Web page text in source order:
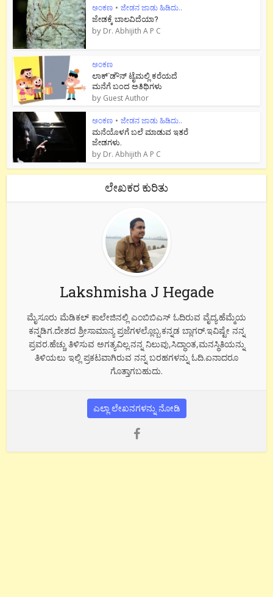
ಅಂಕಣ • ಜೇಡನ ಜಾಡು ಹಿಡಿದು..
ಜೇಡಕ್ಕೆ ಬಾಲವಿದೆಯಾ?
by Dr. Abhijith A P C
ಅಂಕಣ
ಲಾಕ್`ಡೌನ್ ಟೈಮಲ್ಲಿ ಕರೆಯದೆ
ಮನೆಗೆ ಬಂದ ಅತಿಥಿಗಳು
by Guest Author
ಅಂಕಣ • ಜೇಡನ ಜಾಡು ಹಿಡಿದು..
ಮನೆಯೊಳಗೆ ಬಲೆ ಮಾಡುವ ಇತರೆ
ಜೇಡಗಳು.
by Dr. Abhijith A P C
ಲೇಖಕರ ಕುರಿತು
Lakshmisha J Hegade
ಮೈಸೂರು ಮೆಡಿಕಲ್ ಕಾಲೇಜಿನಲ್ಲಿ ಎಂಬಿಬಿಎಸ್ ಓದಿರುವ ವೈದ್ಯ.ಹೆಮ್ಮೆಯ
ಕನ್ನಡಿಗ.ದೇಶದ ಶ್ರೀಸಾಮಾನ್ಯ ಪ್ರಜೆಗಳಲ್ಲೊಬ್ಬ.ಕನ್ನಡ ಬ್ಲಾಗರ್.ಇವಿಷ್ಟೇ ನನ್ನ
ಪ್ರವರ.ಹೆಚ್ಚು ತಿಳಿಸುವ ಅಗತ್ಯವಿಲ್ಲ.ನನ್ನ ನಿಲುವು,ಸಿದ್ಧಾಂತ,ಮನಸ್ಥಿತಿಯನ್ನು
ತಿಳಿಯಲು ಇಲ್ಲಿ ಪ್ರಕಟವಾಗಿರುವ ನನ್ನ ಬರಹಗಳನ್ನು ಓದಿ.ಏನಾದರೂ
ಗೊತ್ತಾಗಬಹುದು.
ಎಲ್ಲಾ ಲೇಖನಗಳನ್ನು ನೋಡಿ